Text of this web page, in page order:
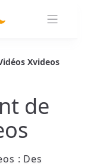
Xvideos
de
: Des